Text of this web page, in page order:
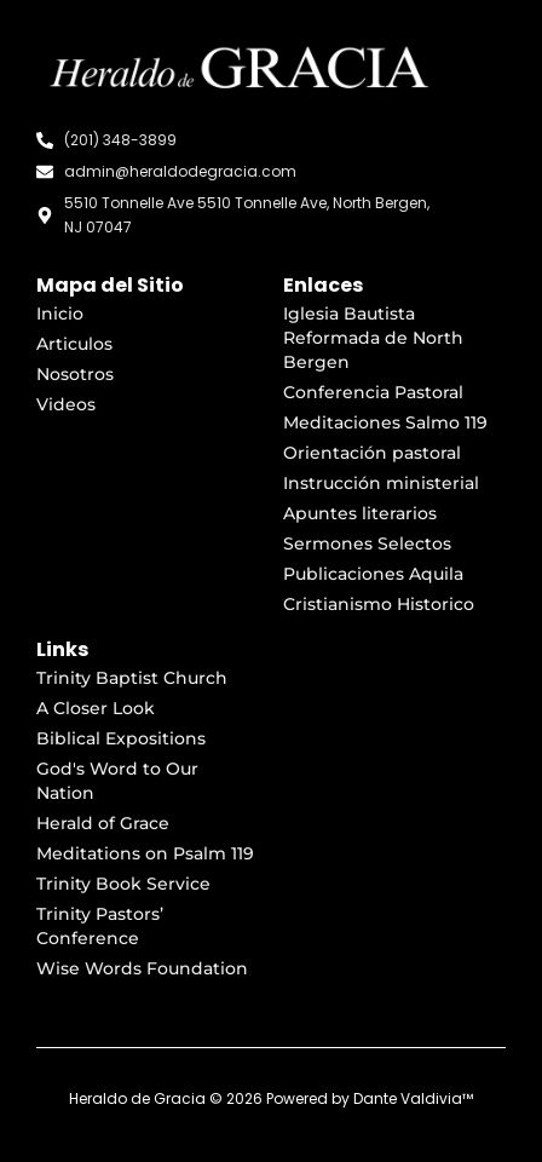
(201) 348-3899
admin@heraldodegracia.com
5510 Tonnelle Ave 5510 Tonnelle Ave, North Bergen,
NJ 07047
Mapa del Sitio
Inicio
Articulos
Nosotros
Videos
Enlaces
Iglesia Bautista
Reformada de North
Bergen
Conferencia Pastoral
Meditaciones Salmo 119
Orientación pastoral
Instrucción ministerial
Apuntes literarios
Sermones Selectos
Publicaciones Aquila
Cristianismo Historico
Links
Trinity Baptist Church
A Closer Look
Biblical Expositions
God's Word to Our
Nation
Herald of Grace
Meditations on Psalm 119
Trinity Book Service
Trinity Pastors’
Conference
Wise Words Foundation
Heraldo de Gracia © 2026 Powered byDante Valdivia™